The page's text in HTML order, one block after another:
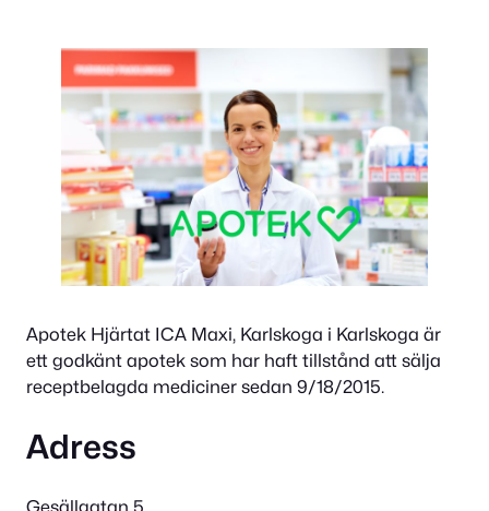
Apotek Hjärtat ICA Maxi, Karlskoga i Karlskoga är
ett godkänt apotek som har haft tillstånd att sälja
receptbelagda mediciner sedan 9/18/2015.
Adress
Gesällgatan 5